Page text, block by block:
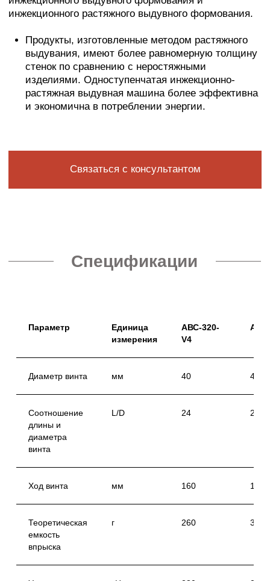
Спецификации
Параметр
Единица
измерения
АВС-320-
V4
Диаметр винта мм 40 45
Соотношение
длины и
диаметра
винта
L/D 24 26
Ход винта мм 160 160
Теоретическая
емкость
впрыска
г 260 330